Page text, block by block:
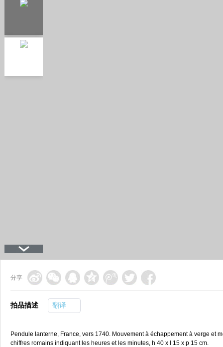
分享
拍品描述 翻译
Pendule lanterne, France, vers 1740. Mouvement à échappement à verge et
chiffres romains indiquant les heures et les minutes, h 40 x l 15 x p 15 cm.